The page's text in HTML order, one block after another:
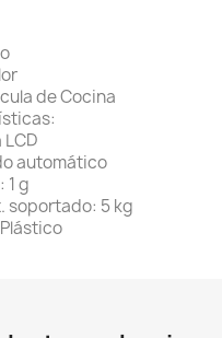
de Cocina
LCD
automático
1 g
soportado: 5 kg